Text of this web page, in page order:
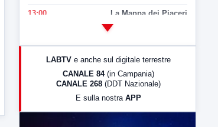
13:00 La Mappa dei Piaceri
LabNews (Diretta)
LABTV e anche sul digitale terrestre
CANALE 84 (in Campania)
CANALE 268 (DDT Nazionale)
E sulla nostra APP